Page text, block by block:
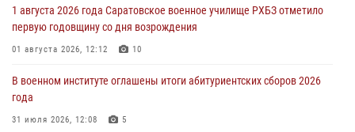
1 августа 2026 года Саратовское военное училище РХБЗ отметило
первую годовщину со дня возрождения
01 августа 2026, 12:12 10
В военном институте оглашены итоги абитуриентских сборов 2026
года
31 июля 2026, 12:08 5